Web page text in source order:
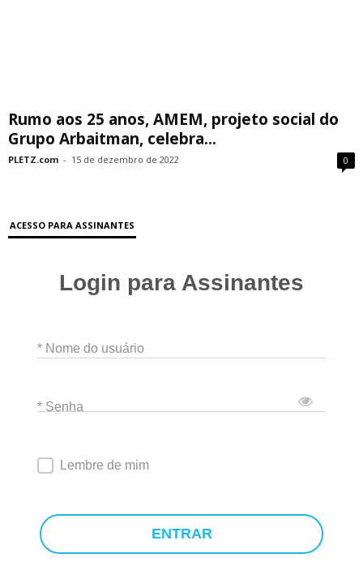
Rumo aos 25 anos, AMEM, projeto social do
Grupo Arbaitman, celebra...
PLETZ.com - 15 de dezembro de 2022 0
ACESSO PARA ASSINANTES
Login para Assinantes
* Nome do usuário
* Senha
Lembre de mim
ENTRAR